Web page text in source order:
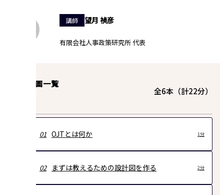
講師 望月 禎彦
有限会社人事政策研究所 代表
講座動画一覧
全6本（計22分）
01 OJTとは何か 1分
02 まずは教えるための設計図を作る 2分